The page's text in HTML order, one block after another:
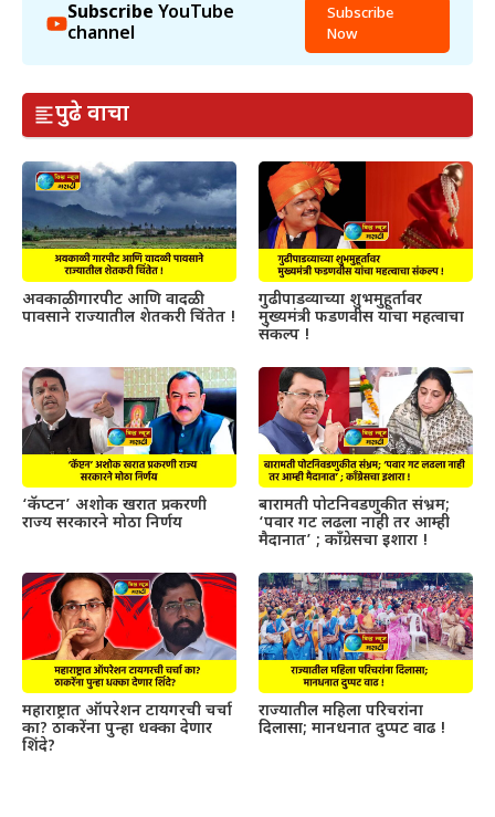
Subscribe YouTube
channel
Subscribe
Now
पुढे वाचा
अवकाळी गारपीट आणि वादळी
पावसाने राज्यातील शेतकरी चिंतेत !
गुढीपाडव्याच्या शुभमुहूर्तावर
मुख्यमंत्री फडणवीस यांचा महत्वाचा
संकल्प !
‘कॅप्टन’ अशोक खरात प्रकरणी
राज्य सरकारने मोठा निर्णय
बारामती पोटनिवडणुकीत संभ्रम;
‘पवार गट लढला नाही तर आम्ही
मैदानात’ ; काँग्रेसचा इशारा !
महाराष्ट्रात ऑपरेशन टायगरची चर्चा
का? ठाकरेंना पुन्हा धक्का देणार
शिंदे?
राज्यातील महिला परिचरांना
दिलासा; मानधनात दुप्पट वाढ !